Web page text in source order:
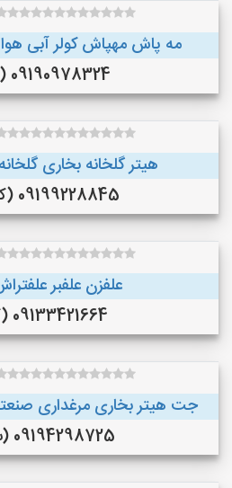
مه پاش مهپاش کولر آبی
09190978324 (یاسوج)
هیتر گلخانه بخاری
09199228845 (کرمانشاه )
علفزن علفبر
09133421664 (کرمان )
جت هیتر بخاری مرغداری
09194298725 (سنندج )